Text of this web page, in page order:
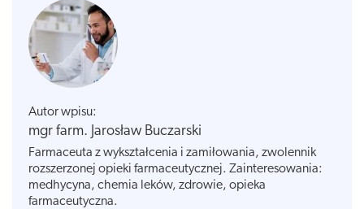
Autor wpisu:
mgr farm. Jarosław Buczarski
Farmaceuta z wykształcenia i zamiłowania, zwolennik
rozszerzonej opieki farmaceutycznej. Zainteresowania:
medhycyna, chemia leków, zdrowie, opieka
farmaceutyczna.